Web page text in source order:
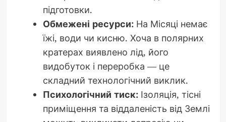
підготовки.
Обмежені ресурси:На Місяці немає
їжі, води чи кисню. Хоча в полярних
кратерах виявлено лід, його
видобуток і переробка — це
складний технологічний виклик.
Психологічний тиск:Ізоляція, тісні
приміщення та віддаленість від Землі